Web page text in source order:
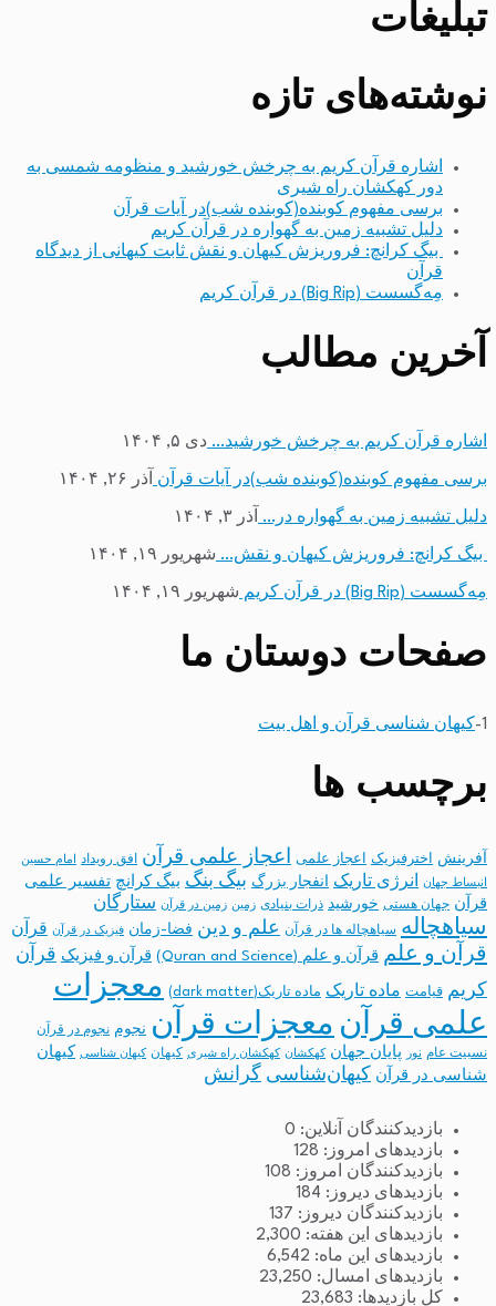
تبلیغات
نوشته‌های تازه
اشاره قرآن کریم به چرخش خورشید و منظومه شمسی به
دور کهکشان راه شیری
برسی مفهوم کوبنده(کوبنده شب)در آیات قرآن
دلیل تشبیه زمین به گهواره در قرآن کریم
بیگ کرانچ: فروریزش کیهان و نقش ثابت کیهانی از دیدگاه
قرآن
مِه‌گسست (Big Rip) در قرآن کریم
آخرین مطالب
اشاره قرآن کریم به چرخش خورشید… دی ۵, ۱۴۰۴
برسی مفهوم کوبنده(کوبنده شب)در آیات قرآن آذر ۲۶, ۱۴۰۴
دلیل تشبیه زمین به گهواره در… آذر ۳, ۱۴۰۴
بیگ کرانچ: فروریزش کیهان و نقش… شهریور ۱۹, ۱۴۰۴
مِه‌گسست (Big Rip) در قرآن کریم شهریور ۱۹, ۱۴۰۴
صفحات دوستان ما
1- کیهان شناسی قرآن و اهل بیت
برچسب ها
آفرینش اخترفیزیک اعجاز علمی اعجاز علمی قرآن افق رویداد امام حسین
انبساط جهان انرژی تاریک انفجار بزرگ بیگ بنگ بیگ کرانچ تفسیر علمی
قرآن جهان هستی خورشید ذرات بنیادی زمین زمین در قرآن ستارگان
سیاهچاله سیاهچاله ها در قرآن علم و دین فضا-زمان فیزیک در قرآن قرآن
قرآن و علم قرآن و علم (Quran and Science) قرآن و فیزیک قرآن
کریم قیامت ماده تاریک ماده تاریک(dark matter)
معجزات
علمی قرآن معجزات قرآن نجوم نجوم در قرآن
نسبیت عام نور پایان جهان کهکشان کهکشان راه شیری کیهان کیهان شناسی
کیهان
شناسی در قرآن
کیهان‌شناسی گرانش
بازدیدکنندگان آنلاین: 0
بازدیدهای امروز: 128
بازدیدکنندگان امروز: 108
بازدیدهای دیروز: 184
بازدیدکنندگان دیروز: 137
بازدیدهای این هفته: 2,300
بازدیدهای این ماه: 6,542
بازدیدهای امسال: 23,250
کل بازدیدها: 23,683